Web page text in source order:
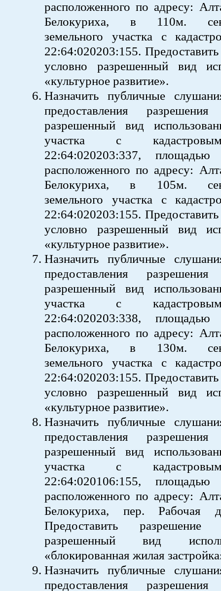
расположенного по адресу:
Белокуриха, в 110м.
земельного участка с
22:64:020203:155.
условно разрешенный вид
«культурное развитие».
Назначить публичные
предоставления
разрешенный вид
участка с
22:64:020203:337,
расположенного по адресу:
Белокуриха, в 105м.
земельного участка с
22:64:020203:155.
условно разрешенный вид
«культурное развитие».
Назначить публичные
предоставления
разрешенный вид
участка с
22:64:020203:338,
расположенного по адресу:
Белокуриха, в 130м.
земельного участка с
22:64:020203:155.
условно разрешенный вид
«культурное развитие».
Назначить публичные
предоставления
разрешенный вид
участка с
22:64:020106:155,
расположенного по адресу:
Белокуриха, пер.
Предоставить
разрешенный вид
«блокированная жилая
Назначить публичные
предоставления